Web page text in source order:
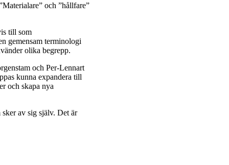
och ”hållfare”
till som
gemensam terminologi
olika begrepp.
och Per-Lennart
kunna expandera till
och skapa nya
av sig själv. Det är